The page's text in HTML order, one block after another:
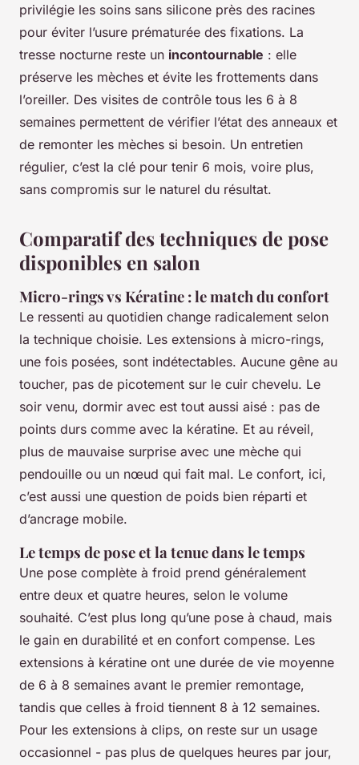
privilégie les soins sans silicone près des racines
pour éviter l’usure prématurée des fixations. La
tresse nocturne reste un incontournable : elle
préserve les mèches et évite les frottements dans
l’oreiller. Des visites de contrôle tous les 6 à 8
semaines permettent de vérifier l’état des anneaux et
de remonter les mèches si besoin. Un entretien
régulier, c’est la clé pour tenir 6 mois, voire plus,
sans compromis sur le naturel du résultat.
Comparatif des techniques de pose
disponibles en salon
Micro-rings vs Kératine : le match du confort
Le ressenti au quotidien change radicalement selon
la technique choisie. Les extensions à micro-rings,
une fois posées, sont indétectables. Aucune gêne au
toucher, pas de picotement sur le cuir chevelu. Le
soir venu, dormir avec est tout aussi aisé : pas de
points durs comme avec la kératine. Et au réveil,
plus de mauvaise surprise avec une mèche qui
pendouille ou un nœud qui fait mal. Le confort, ici,
c’est aussi une question de poids bien réparti et
d’ancrage mobile.
Le temps de pose et la tenue dans le temps
Une pose complète à froid prend généralement
entre deux et quatre heures, selon le volume
souhaité. C’est plus long qu’une pose à chaud, mais
le gain en durabilité et en confort compense. Les
extensions à kératine ont une durée de vie moyenne
de 6 à 8 semaines avant le premier remontage,
tandis que celles à froid tiennent 8 à 12 semaines.
Pour les extensions à clips, on reste sur un usage
occasionnel - pas plus de quelques heures par jour,